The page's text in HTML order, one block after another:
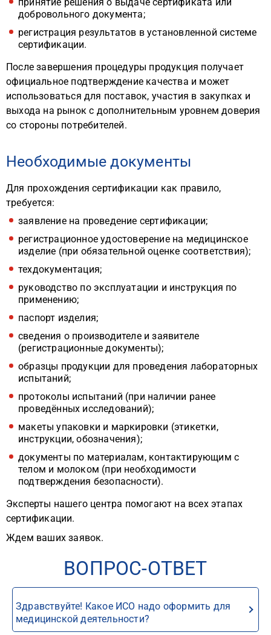
добровольного документа;
регистрация результатов в установленной системе
сертификации.
После завершения процедуры продукция получает
официальное подтверждение качества и может
использоваться для поставок, участия в закупках и
выхода на рынок с дополнительным уровнем доверия
со стороны потребителей.
Необходимые документы
Для прохождения сертификации как правило,
требуется:
заявление на проведение сертификации;
регистрационное удостоверение на медицинское
изделие (при обязательной оценке соответствия);
техдокументация;
руководство по эксплуатации и инструкция по
применению;
паспорт изделия;
сведения о производителе и заявителе
(регистрационные документы);
образцы продукции для проведения лабораторных
испытаний;
протоколы испытаний (при наличии ранее
проведённых исследований);
макеты упаковки и маркировки (этикетки,
инструкции, обозначения);
документы по материалам, контактирующим с
телом и молоком (при необходимости
подтверждения безопасности).
Эксперты нашего центра помогают на всех этапах
сертификации.
Ждем ваших заявок.
ВОПРОС-ОТВЕТ
Здравствуйте! Какое ИСО надо оформить для
медицинской деятельности?